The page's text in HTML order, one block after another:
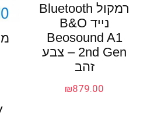
רמקול Bluetooth
נייד B&O
Beosound A1
2nd Gen – צבע
זהב
₪879.00